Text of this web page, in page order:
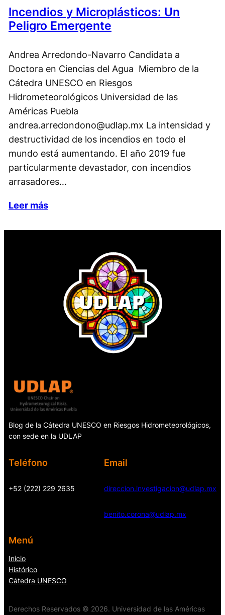
Incendios y Microplásticos: Un
Peligro Emergente
Andrea Arredondo-Navarro Candidata a
Doctora en Ciencias del Agua Miembro de la
Cátedra UNESCO en Riesgos
Hidrometeorológicos Universidad de las
Américas Puebla
andrea.arredondono@udlap.mx La intensidad y
destructividad de los incendios en todo el
mundo está aumentando. El año 2019 fue
particularmente devastador, con incendios
arrasadores…
Leer más
Blog de la Cátedra UNESCO en Riesgos Hidrometeorológicos,
con sede en la UDLAP
Teléfono
+52 (222) 229 2635
Email
direccion.investigacion@udlap.mx
benito.corona@udlap.mx
Menú
Inicio
Histórico
Cátedra UNESCO
Derechos Reservados © 2026. Universidad de las Américas